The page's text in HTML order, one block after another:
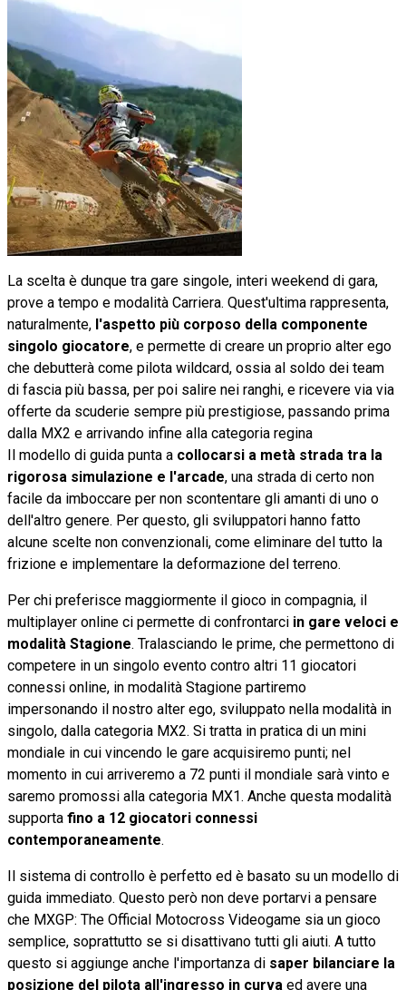
La scelta è dunque tra gare singole, interi weekend di gara,
prove a tempo e modalità Carriera. Quest'ultima rappresenta,
naturalmente, l'aspetto più corposo della componente
singolo giocatore, e permette di creare un proprio alter ego
che debutterà come pilota wildcard, ossia al soldo dei team
di fascia più bassa, per poi salire nei ranghi, e ricevere via via
offerte da scuderie sempre più prestigiose, passando prima
dalla MX2 e arrivando infine alla categoria regina
Il modello di guida punta a collocarsi a metà strada tra la
rigorosa simulazione e l'arcade, una strada di certo non
facile da imboccare per non scontentare gli amanti di uno o
dell'altro genere. Per questo, gli sviluppatori hanno fatto
alcune scelte non convenzionali, come eliminare del tutto la
frizione e implementare la deformazione del terreno.
Per chi preferisce maggiormente il gioco in compagnia, il
multiplayer online ci permette di confrontarci in gare veloci e
modalità Stagione. Tralasciando le prime, che permettono di
competere in un singolo evento contro altri 11 giocatori
connessi online, in modalità Stagione partiremo
impersonando il nostro alter ego, sviluppato nella modalità in
singolo, dalla categoria MX2. Si tratta in pratica di un mini
mondiale in cui vincendo le gare acquisiremo punti; nel
momento in cui arriveremo a 72 punti il mondiale sarà vinto e
saremo promossi alla categoria MX1. Anche questa modalità
supporta fino a 12 giocatori connessi
contemporaneamente.
Il sistema di controllo è perfetto ed è basato su un modello di
guida immediato. Questo però non deve portarvi a pensare
che MXGP: The Official Motocross Videogame sia un gioco
semplice, soprattutto se si disattivano tutti gli aiuti. A tutto
questo si aggiunge anche l'importanza di saper bilanciare la
posizione del pilota all'ingresso in curva ed avere una